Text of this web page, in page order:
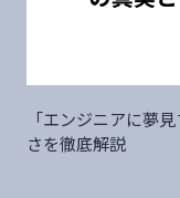
「エンジニアに夢
さを徹底解説